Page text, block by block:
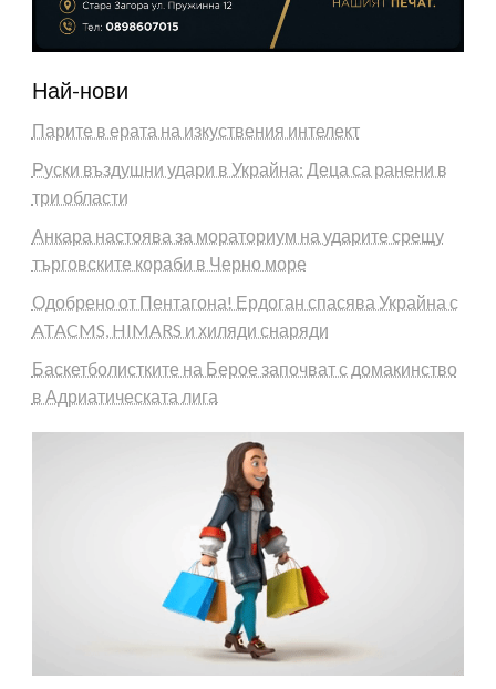
Най-нови
Парите в ерата на изкуствения интелект
Руски въздушни удари в Украйна: Деца са ранени в
три области
Анкара настоява за мораториум на ударите срещу
търговските кораби в Черно море
Одобрено от Пентагона! Ердоган спасява Украйна с
ATACMS, HIMARS и хиляди снаряди
Баскетболистките на Берое започват с домакинство
в Адриатическата лига